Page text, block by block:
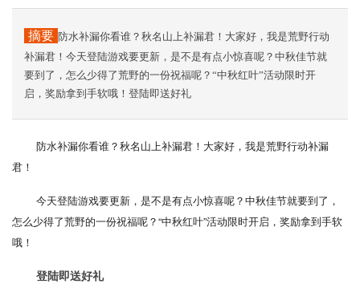
摘要 防水补漏你看谁？秋名山上补漏君！大家好，我是荒野行动
补漏君！今天登陆游戏要更新，是不是有点小惊喜呢？中秋佳节就
要到了，怎么少得了荒野的一份祝福呢？“中秋红叶”活动限时开
启，奖励拿到手软哦！登陆即送好礼
防水补漏你看谁？秋名山上补漏君！大家好，我是荒野行动补漏
君！
今天登陆游戏要更新，是不是有点小惊喜呢？中秋佳节就要到了，
怎么少得了荒野的一份祝福呢？“中秋红叶”活动限时开启，奖励拿到手软
哦！
登陆即送好礼